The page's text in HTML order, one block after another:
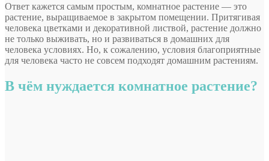
Ответ кажется самым простым, комнатное растение — это
растение, выращиваемое в закрытом помещении. Притягивая
человека цветками и декоративной листвой, растение должно
не только выживать, но и развиваться в домашних для
человека условиях. Но, к сожалению, условия благоприятные
для человека часто не совсем подходят домашним растениям.
В чём нуждается комнатное растение?